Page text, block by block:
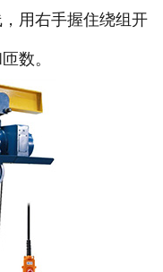
用右手握住绕组开
数。